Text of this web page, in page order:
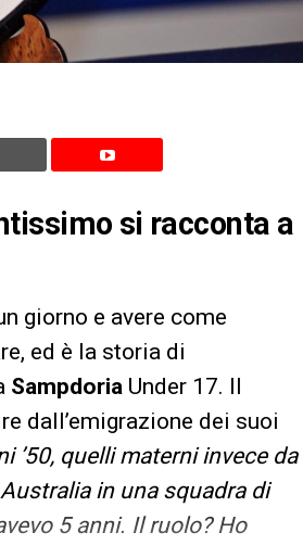
si racconta a
giorno e avere come
ed è la storia di
Sampdoria Under 17. Il
dall’emigrazione dei suoi
’50, quelli materni invece da
in una squadra di
5 anni. Il ruolo? Ho